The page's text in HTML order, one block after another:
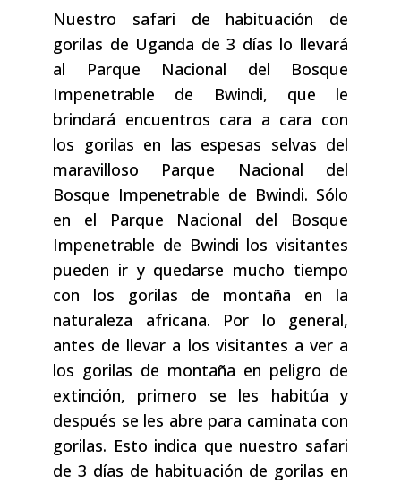
Nuestro safari de habituación de
gorilas de Uganda de 3 días lo llevará
al Parque Nacional del Bosque
Impenetrable de Bwindi, que le
brindará encuentros cara a cara con
los gorilas en las espesas selvas del
maravilloso Parque Nacional del
Bosque Impenetrable de Bwindi. Sólo
en el Parque Nacional del Bosque
Impenetrable de Bwindi los visitantes
pueden ir y quedarse mucho tiempo
con los gorilas de montaña en la
naturaleza africana. Por lo general,
antes de llevar a los visitantes a ver a
los gorilas de montaña en peligro de
extinción, primero se les habitúa y
después se les abre para caminata con
gorilas. Esto indica que nuestro safari
de 3 días de habituación de gorilas en